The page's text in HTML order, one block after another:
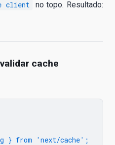
client
no topo. Resultado:
cache
} from 'next/cache';